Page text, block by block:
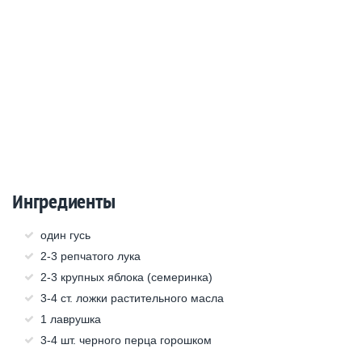
Ингредиенты
один гусь
2-3 репчатого лука
2-3 крупных яблока (семеринка)
3-4 ст. ложки растительного масла
1 лаврушка
3-4 шт. черного перца горошком